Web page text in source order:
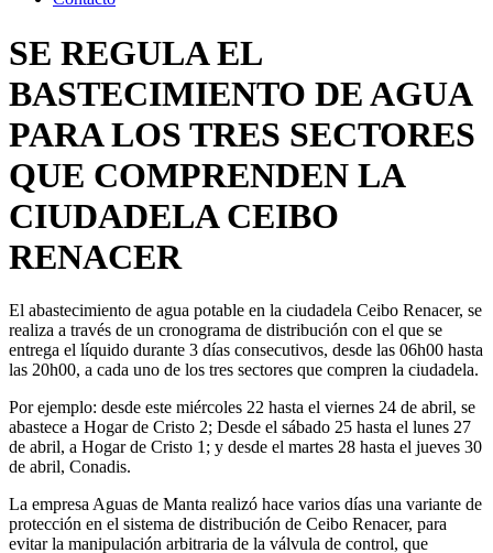
SE REGULA EL
BASTECIMIENTO DE AGUA
PARA LOS TRES SECTORES
QUE COMPRENDEN LA
CIUDADELA CEIBO
RENACER
El abastecimiento de agua potable en la ciudadela Ceibo Renacer, se
realiza a través de un cronograma de distribución con el que se
entrega el líquido durante 3 días consecutivos, desde las 06h00 hasta
las 20h00, a cada uno de los tres sectores que compren la ciudadela.
Por ejemplo: desde este miércoles 22 hasta el viernes 24 de abril, se
abastece a Hogar de Cristo 2; Desde el sábado 25 hasta el lunes 27
de abril, a Hogar de Cristo 1; y desde el martes 28 hasta el jueves 30
de abril, Conadis.
La empresa Aguas de Manta realizó hace varios días una variante de
protección en el sistema de distribución de Ceibo Renacer, para
evitar la manipulación arbitraria de la válvula de control, que